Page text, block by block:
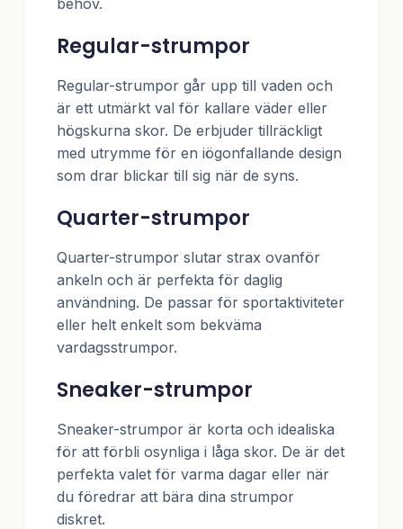
Regular-strumpor
Regular-strumpor går upp till vaden och
är ett utmärkt val för kallare väder eller
högskurna skor. De erbjuder tillräckligt
med utrymme för en iögonfallande design
som drar blickar till sig när de syns.
Quarter-strumpor
Quarter-strumpor slutar strax ovanför
ankeln och är perfekta för daglig
användning. De passar för sportaktiviteter
eller helt enkelt som bekväma
vardagsstrumpor.
Sneaker-strumpor
Sneaker-strumpor är korta och idealiska
för att förbli osynliga i låga skor. De är det
perfekta valet för varma dagar eller när
du föredrar att bära dina strumpor
diskret.